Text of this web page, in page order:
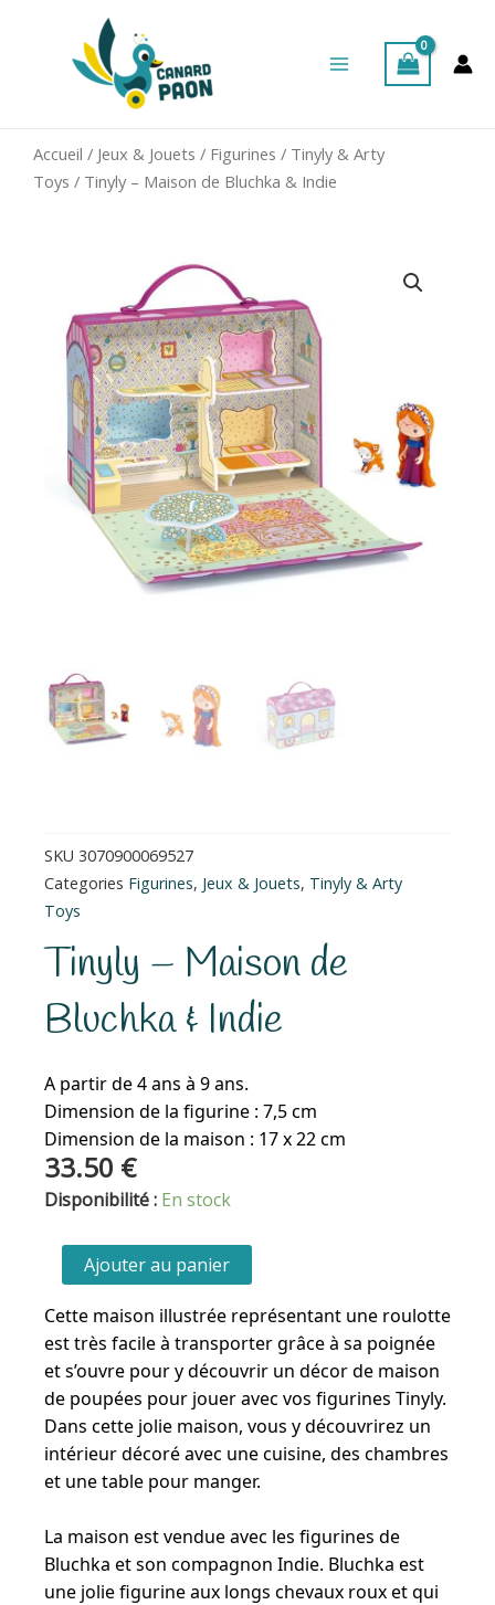
Menu
Accueil / Jeux & Jouets / Figurines / Tinyly & Arty
Toys / Tinyly – Maison de Bluchka & Indie
SKU 3070900069527
Categories Figurines, Jeux & Jouets, Tinyly & Arty
Toys
Tinyly – Maison de
Bluchka & Indie
A partir de 4 ans à 9 ans.
Dimension de la figurine : 7,5 cm
Dimension de la maison : 17 x 22 cm
33.50 €
Disponibilité : En stock
quantité
Tinyly
Maison
de
Bluchka
&
Indie
Ajouter au panier
Cette maison illustrée représentant une roulotte
est très facile à transporter grâce à sa poignée
et s’ouvre pour y découvrir un décor de maison
de poupées pour jouer avec vos figurines Tinyly.
Dans cette jolie maison, vous y découvrirez un
intérieur décoré avec une cuisine, des chambres
et une table pour manger.
La maison est vendue avec les figurines de
Bluchka et son compagnon Indie. Bluchka est
une jolie figurine aux longs chevaux roux et qui